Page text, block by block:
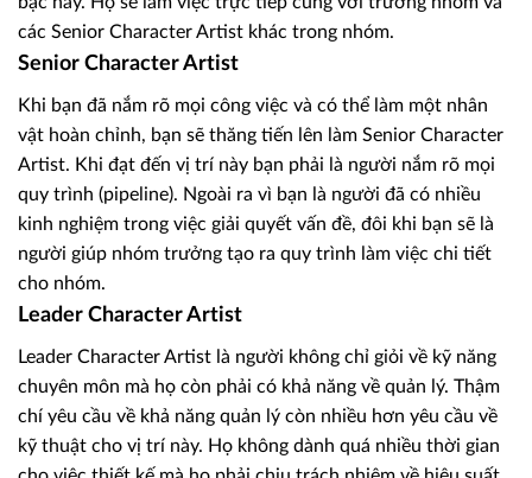
các Senior Character Artist khác trong nhóm.
Senior Character Artist
Khi bạn đã nắm rõ mọi công việc và có thể làm một nhân
vật hoàn chỉnh, bạn sẽ thăng tiến lên làm Senior Character
Artist. Khi đạt đến vị trí này bạn phải là người nắm rõ mọi
quy trình (pipeline). Ngoài ra vì bạn là người đã có nhiều
kinh nghiệm trong việc giải quyết vấn đề, đôi khi bạn sẽ là
người giúp nhóm trưởng tạo ra quy trình làm việc chi tiết
cho nhóm.
Leader Character Artist
Leader Character Artist là người không chỉ giỏi về kỹ năng
chuyên môn mà họ còn phải có khả năng về quản lý. Thậm
chí yêu cầu về khả năng quản lý còn nhiều hơn yêu cầu về
kỹ thuật cho vị trí này. Họ không dành quá nhiều thời gian